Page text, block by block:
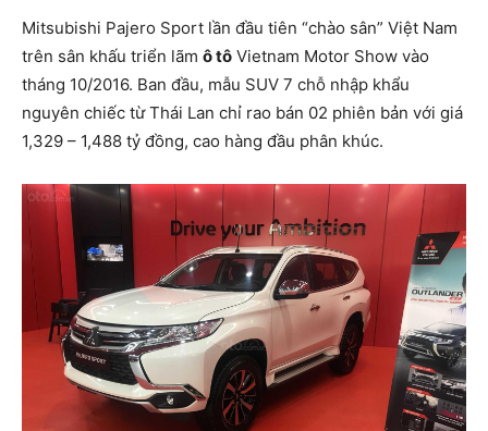
Mitsubishi Pajero Sport lần đầu tiên “chào sân” Việt Nam
trên sân khấu triển lãm ô tô Vietnam Motor Show vào
tháng 10/2016. Ban đầu, mẫu SUV 7 chỗ nhập khẩu
nguyên chiếc từ Thái Lan chỉ rao bán 02 phiên bản với giá
1,329 – 1,488 tỷ đồng, cao hàng đầu phân khúc.